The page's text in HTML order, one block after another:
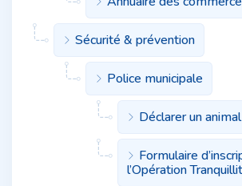
Sécurité & prévention
Police municipale
Déclarer un
Formulaire
l’Opération